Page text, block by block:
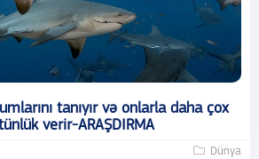
tanıyır və onlarla daha çox
verir-ARAŞDIRMA
Dünya